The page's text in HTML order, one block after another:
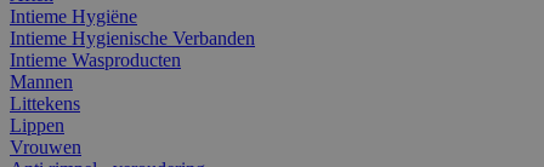
Intieme Hygiëne
Intieme Hygienische Verbanden
Intieme Wasproducten
Mannen
Littekens
Lippen
Vrouwen